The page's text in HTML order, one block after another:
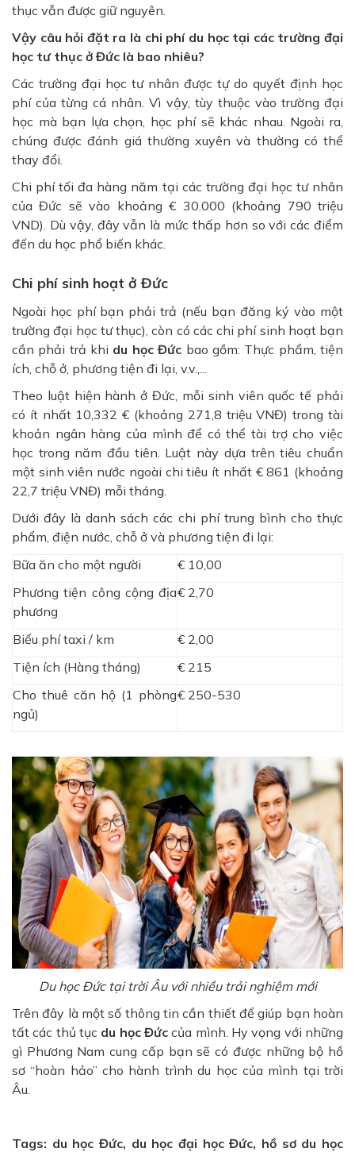
thục vẫn được giữ nguyên.
Vậy câu hỏi đặt ra là chi phí du học tại các trường đại
học tư thục ở Đức là bao nhiêu?
Các trường đại học tư nhân được tự do quyết định học
phí của từng cá nhân. Vì vậy, tùy thuộc vào trường đại
học mà bạn lựa chọn, học phí sẽ khác nhau. Ngoài ra,
chúng được đánh giá thường xuyên và thường có thể
thay đổi.
Chi phí tối đa hàng năm tại các trường đại học tư nhân
của Đức sẽ vào khoảng € 30.000 (khoảng 790 triệu
VND). Dù vậy, đây vẫn là mức thấp hơn so với các điểm
đến du học phổ biến khác.
Chi phí sinh hoạt ở Đức
Ngoài học phí bạn phải trả (nếu bạn đăng ký vào một
trường đại học tư thục), còn có các chi phí sinh hoạt bạn
cần phải trả khi du học Đức bao gồm: Thực phẩm, tiện
ích, chỗ ở, phương tiện đi lại, v.v.,...
Theo luật hiện hành ở Đức, mỗi sinh viên quốc tế phải
có ít nhất 10,332 € (khoảng 271,8 triệu VNĐ) trong tài
khoản ngân hàng của mình để có thể tài trợ cho việc
học trong năm đầu tiên. Luật này dựa trên tiêu chuẩn
một sinh viên nước ngoài chi tiêu ít nhất € 861 (khoảng
22,7 triệu VNĐ) mỗi tháng.
Dưới đây là danh sách các chi phí trung bình cho thực
phẩm, điện nước, chỗ ở và phương tiện đi lại:
Bữa ăn cho một người
€ 10,00
Phương tiện công cộng địa
phương
€ 2,70
Biểu phí taxi / km
€ 2,00
Tiện ích (Hàng tháng)
€ 215
Cho thuê căn hộ (1 phòng
ngủ)
€ 250-530
Du học Đức tại trời Âu với nhiều trải nghiệm mới
Trên đây là một số thông tin cần thiết để giúp bạn hoàn
tất các thủ tục du học Đứccủa mình. Hy vọng với những
gì Phương Nam cung cấp bạn sẽ có được những bộ hồ
sơ “hoàn hảo” cho hành trình du học của mình tại trời
Âu.
Tags: du học Đức, du học đại học Đức, hồ sơ du học